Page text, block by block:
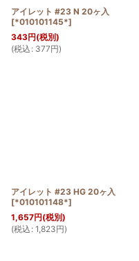
アイレット #23 N 20ヶ入
[*010101145*]
343円(税別)
(税込 : 377円)
アイレット #23 HG 20ヶ入
[*010101148*]
1,657円(税別)
(税込 : 1,823円)